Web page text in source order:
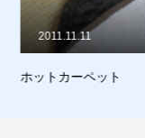
お問合せ
猫日記
質預かり 買取り
ホットカーペット
2011.11.11